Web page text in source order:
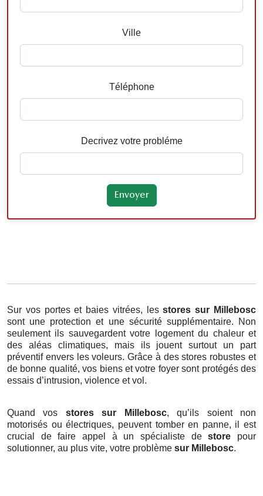
Ville
Téléphone
Decrivez votre probléme
Sur vos portes et baies vitrées, lesstores sur Millebosc
sont une protection et une sécurité supplémentaire. Non
seulement ils sauvegardent votre logement du chaleur et
des aléas climatiques, mais ils jouent surtout un part
préventif envers les voleurs. Grâce à des stores robustes et
de bonne qualité, vos biens et votre foyer sont protégés des
essais d’intrusion, violence et vol.
Quand vos stores sur Millebosc, qu’ils soient non
motorisés ou électriques, peuvent tomber en panne, il est
crucial de faire appel à un spécialiste destore pour
solutionner, au plus vite, votre problème sur Millebosc.